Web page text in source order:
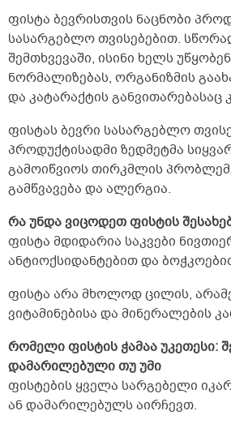
ნომერი რომ დამიწეროთ
ფისტა ბევრისთვის ნაცნობი
სასარგებლო თვისებებით.
შემთხვევაში, ისინი ხელს
ნორმალიზებას, ორგანიზმის
და კატარაქტის განვითარებასაც
ფისტას ბევრი სასარგებლო
პროდუქტისადმი ზედმეტმა
გამოიწვიოს თირკმლის
გამწვავება და ალერგია.
რა უნდა ვიცოდეთ ფისტის
ფისტა მდიდარია საკვები
ანტიოქსიდანტებით და
ფისტა არა მხოლოდ ცილის,
ვიტამინებისა და მინერალების
რომელი ფისტის ჭამაა უკეთესი:
დამარილებული თუ უმი
ფისტების ყველა სარგებელი
ან დამარილებულს აირჩევთ.